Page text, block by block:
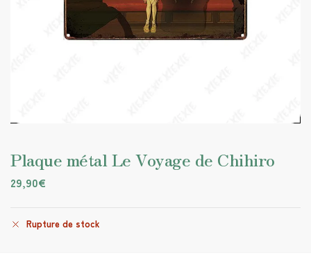
Plaque métal Le Voyage de Chihiro
29,90€
Rupture de stock